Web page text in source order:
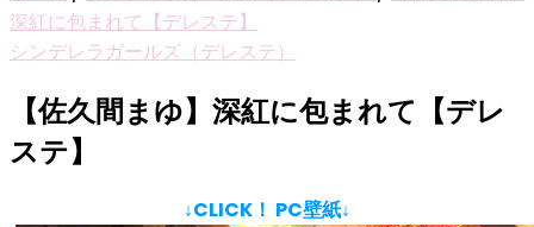
深紅に包まれて【デレステ】
シンデレラガールズ（デレステ）
【佐久間まゆ】深紅に包まれて【デレ
ステ】
↓CLICK！ PC壁紙↓